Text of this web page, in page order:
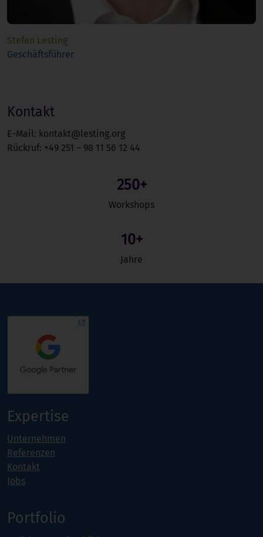
Stefan Lesting
Geschäftsführer
Kontakt
E-Mail: kontakt@lesting.org
Rückruf: +49 251 – 98 11 56 12 44
250+
Workshops
10+
Jahre
Expertise
Unternehmen
Referenzen
Kontakt
Jobs
Portfolio